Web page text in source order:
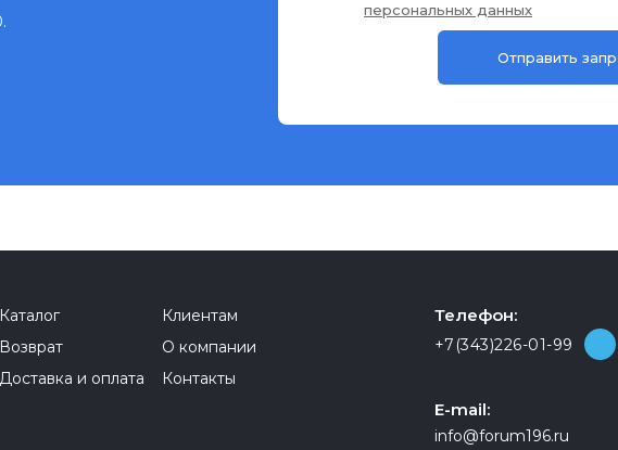
персональных данных
Каталог
Возврат
Доставка и оплата
Клиентам
О компании
Контакты
Телефон:
+7(343)226-01-99
E-mail:
info@forum196.ru